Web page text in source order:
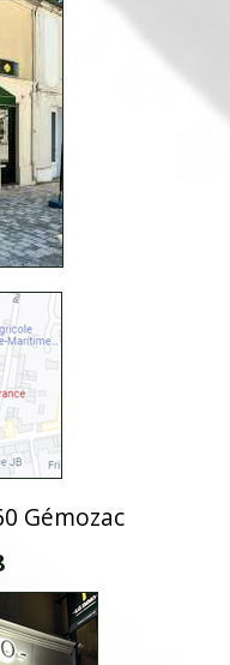
Gémozac